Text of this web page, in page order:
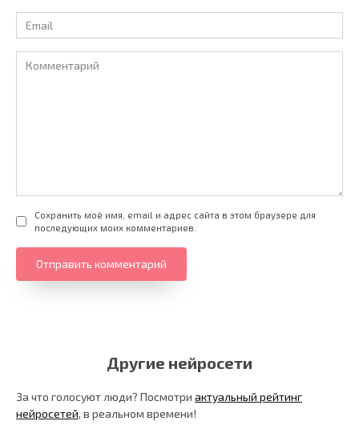
Email
*
Комментарий
Сохранить моё имя, email и адрес сайта в этом браузере для
последующих моих комментариев.
Другие нейросети
За что голосуют люди? Посмотри актуальный рейтинг
нейросетей, в реальном времени!